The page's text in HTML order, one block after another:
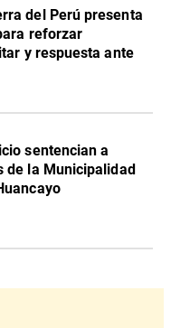
del Perú presenta
reforzar
y respuesta ante
sentencian a
de la Municipalidad